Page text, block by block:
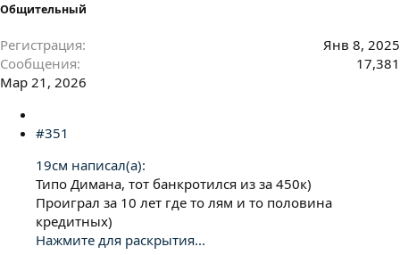
Общительный
Регистрация
Янв 8, 2025
Сообщения
17,381
Мар 21, 2026
#351
19см написал(а):
Типо Димана, тот банкротился из за 450к)
Проиграл за 10 лет где то лям и то половина
кредитных)
Нажмите для раскрытия...